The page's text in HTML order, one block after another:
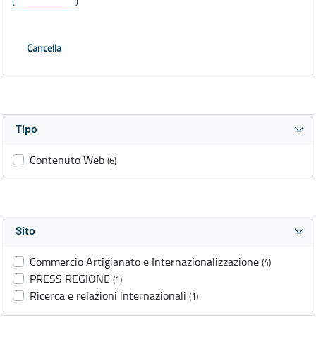
Cancella
Tipo
Contenuto Web (6)
Sito
Commercio Artigianato e Internazionalizzazione (4)
PRESS REGIONE (1)
Ricerca e relazioni internazionali (1)